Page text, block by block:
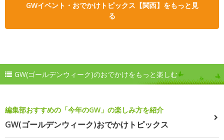
GWイベント・おでかけトピックス【関西】をもっと見
る
GW(ゴールデンウィーク)のおでかけをもっと楽しむ
編集部おすすめの「今年のGW」の楽しみ方を紹介
GW(ゴールデンウィーク)おでかけトピックス